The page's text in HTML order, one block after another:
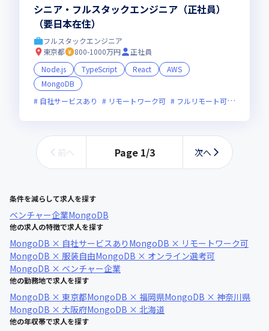
シニア・フルスタックエンジニア（正社員）
（要日本在住）
フルスタックエンジニア
東京都
800-1000万円
正社員
Node.js
TypeScript React
AWS
MongoDB
自社サービスあり
リモートワーク可 フルリモート可
前へ Page 1/3 次へ
条件を減らして求人を探す
ベンチャー企業MongoDB
他の求人の特徴で求人を探す
MongoDB × 自社サービスあり MongoDB × リモートワーク可
MongoDB × 服装自由MongoDB × オンライン選考可
MongoDB × ベンチャー企業
他の勤務地で求人を探す
MongoDB × 東京都MongoDB × 福岡県MongoDB × 神奈川県
MongoDB × 大阪府MongoDB × 北海道
他の年収帯で求人を探す